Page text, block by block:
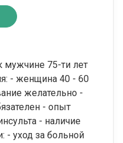
мужчине 75-ти лет
- женщина 40 - 60
желательно -
- опыт
- наличие
- уход за больной